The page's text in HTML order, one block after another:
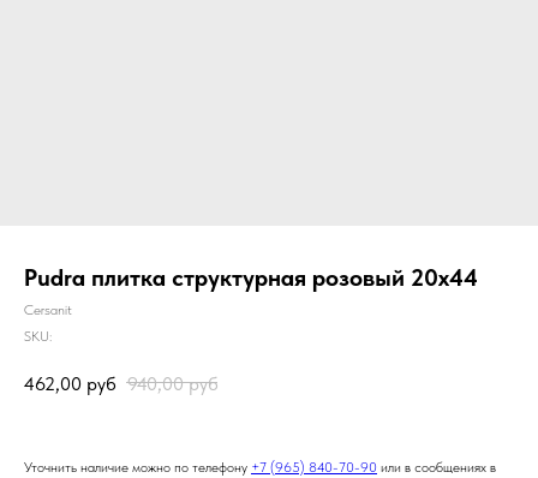
Pudra плитка структурная розовый 20х44
Cersanit
SKU:
462,00 руб 940,00 руб
Уточнить наличие можно по телефону +7 (965) 840-70-90 или в сообщениях в